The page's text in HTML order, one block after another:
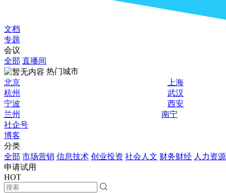
文档
专题
会议
全部 直播间
热门城市
北京
上海
杭州
武汉
宁波
西安
兰州
南宁
社企号
博客
分类
全部 市场营销 信息技术 创业投资 社会人文 财务财经 人力资源
申请试用
HOT